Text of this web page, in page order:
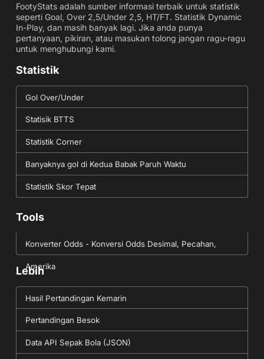
FootyStats adalah sumber informasi terbaik untuk statistik
seperti Goal, Over 2,5/Under 2,5, HT/FT. Statistik Dynamic
In-Play, dan masih banyak lagi. Jika anda punya
pertanyaan, pikiran, atau masukan tolong jangan ragu-ragu
untuk menghubungi kami.
Statistik
Gol Over/Under
Statisik BTTS
Statistik Corner
Banyaknya gol di Kedua Babak Paruh Waktu
Statistik Skor Tepat
Tools
Konverter Odds - Konversi Odds Desimal, Pecahan,
Amerika
Lebih
Hasil Pertandingan Kemarin
Pertandingan Besok
Data API Sepak Bola (JSON)